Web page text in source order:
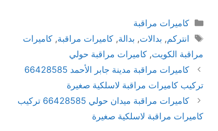
كاميرات مراقبة
انتركم, بدالات, بدالة, كاميرات مراقبة, كاميرات
مراقبة الكويت, كاميرات مراقبة حولي
كاميرات مراقبة مدينة جابر الأحمد 66428585
تركيب كاميرات مراقبة لاسلكية صغيرة
كاميرات مراقبة ميدان حولي 66428585 تركيب
كاميرات مراقبة لاسلكية صغيرة